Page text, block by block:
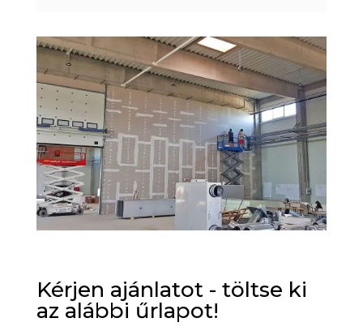
Kérjen ajánlatot - töltse ki
az alábbi űrlapot!